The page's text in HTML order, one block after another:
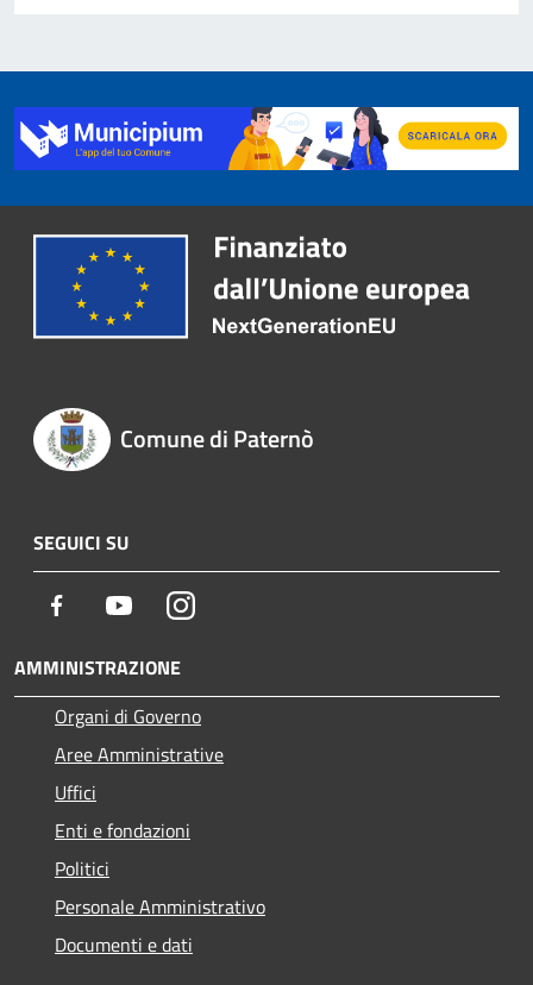
Comune di Paternò
SEGUICI SU
Facebook YoutubeInstagram
AMMINISTRAZIONE
Organi di Governo
Aree Amministrative
Uffici
Enti e fondazioni
Politici
Personale Amministrativo
Documenti e dati